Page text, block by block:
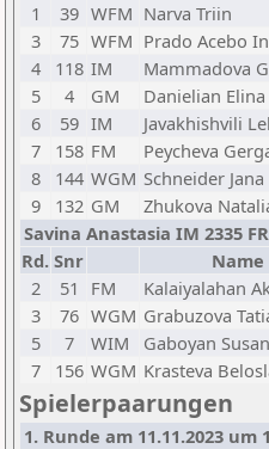
1
39 WFM Narva Triin
3
75 WFM Prado Acebo
4
118 IM Mammadova
5
4 GM Danielian Elina
6
59 IM Javakhishvili
7
158 FM Peycheva
8
144 WGM Schneider Jana
9
132 GM Zhukova
Savina Anastasia IM 2335
Rd. Snr Name
2
51 FM Kalaiyalahan
3
76 WGM Grabuzova
5
7 WIM Gaboyan
7
156 WGM Krasteva
Spielerpaarungen
1. Runde am 11.11.2023 um